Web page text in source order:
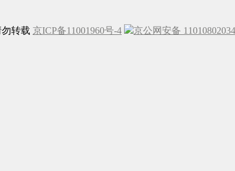
转载 京ICP备11001960号-4 京公网安备